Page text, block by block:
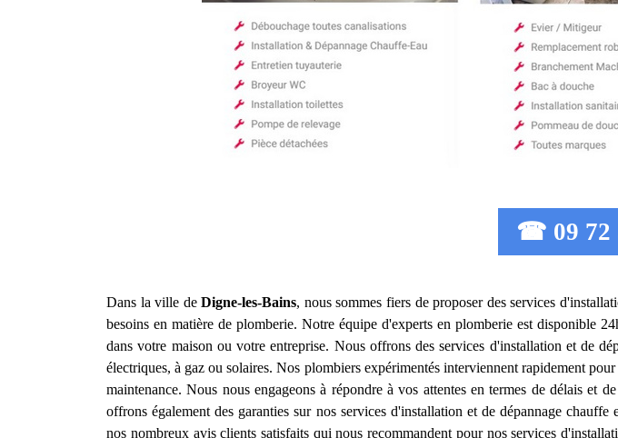
☎ 09 72
Dans la ville deDigne-les-Bains, nous sommes fiers de proposer des services
besoins en matière de plomberie. Notre équipe d'experts en plomberie est disponible
dans votre maison ou votre entreprise. Nous offrons des services d'installation et de
électriques, à gaz ou solaires. Nos plombiers expérimentés interviennent rapidement
maintenance. Nous nous engageons à répondre à vos attentes en termes de délais
offrons également des garanties sur nos services d'installation et de dépannage chauffe
nos nombreux avis clients satisfaits qui nous recommandent pour nos services